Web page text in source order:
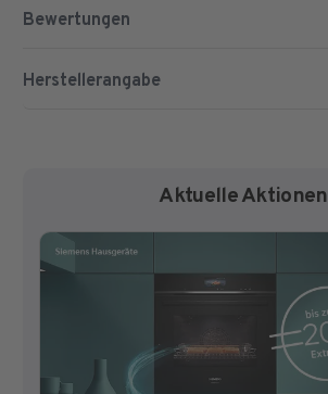
Bewertungen
Herstellerangabe
Aktuelle Aktionen